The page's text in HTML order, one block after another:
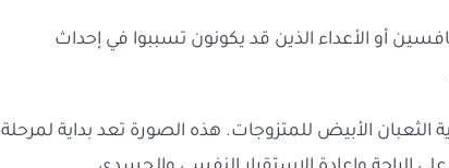
أو الأعداء الذين قد يكونون تسببوا في إحداث
الثعبان الأبيض للمتزوجات. هذه الصورة تعد بداية لمرحلة